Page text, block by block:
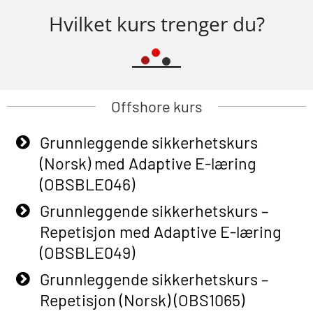
Hvilket kurs trenger du?
Offshore kurs
Grunnleggende sikkerhetskurs
(Norsk) med Adaptive E-læring
(OBSBLE046)
Grunnleggende sikkerhetskurs –
Repetisjon med Adaptive E-læring
(OBSBLE049)
Grunnleggende sikkerhetskurs –
Repetisjon (Norsk) (OBS1065)